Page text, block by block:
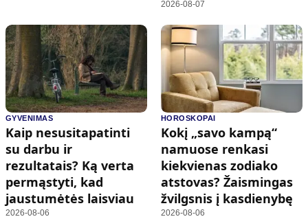
2026-08-07
GYVENIMAS
Kaip nesusitapatinti
su darbu ir
rezultatais? Ką verta
permąstyti, kad
jaustumėtės laisviau
2026-08-06
HOROSKOPAI
Kokį „savo kampą“
namuose renkasi
kiekvienas zodiako
atstovas? Žaismingas
žvilgsnis į kasdienybę
2026-08-06